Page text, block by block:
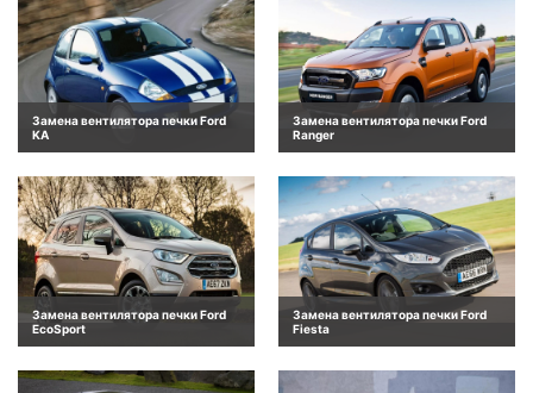
Замена вентилятора печки Ford
KA
Замена вентилятора печки Ford
Ranger
Замена вентилятора печки Ford
EcoSport
Замена вентилятора печки Ford
Fiesta